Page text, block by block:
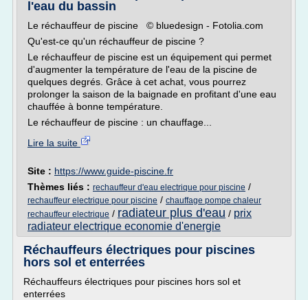
l'eau du bassin
Le réchauffeur de piscine © bluedesign - Fotolia.com
Qu'est-ce qu'un réchauffeur de piscine ?
Le réchauffeur de piscine est un équipement qui permet
d'augmenter la température de l'eau de la piscine de
quelques degrés. Grâce à cet achat, vous pourrez
prolonger la saison de la baignade en profitant d'une eau
chauffée à bonne température.
Le réchauffeur de piscine : un chauffage...
Lire la suite
Site : https://www.guide-piscine.fr
Thèmes liés : rechauffeur d'eau electrique pour piscine /
rechauffeur electrique pour piscine / chauffage pompe chaleur
rechauffeur electrique / radiateur plus d'eau / prix
radiateur electrique economie d'energie
Réchauffeurs électriques pour piscines
hors sol et enterrées
Réchauffeurs électriques pour piscines hors sol et
enterrées